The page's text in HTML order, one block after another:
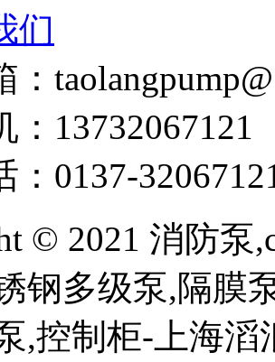
们
13732067121
0137-
© 2021 消防泵
钢多级泵,隔膜
,控制柜-上海